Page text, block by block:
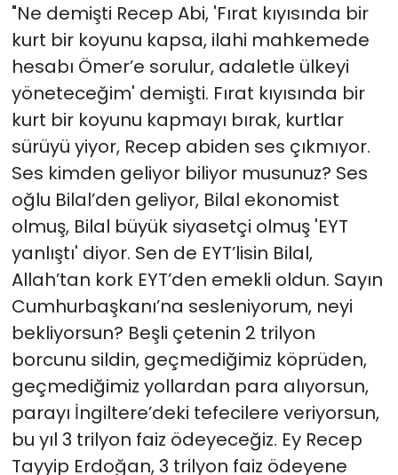
"Ne demişti Recep Abi, 'Fırat kıyısında bir
kurt bir koyunu kapsa, ilahi mahkemede
hesabı Ömer’e sorulur, adaletle ülkeyi
yöneteceğim' demişti. Fırat kıyısında bir
kurt bir koyunu kapmayı bırak, kurtlar
sürüyü yiyor, Recep abiden ses çıkmıyor.
Ses kimden geliyor biliyor musunuz? Ses
oğlu Bilal’den geliyor, Bilal ekonomist
olmuş, Bilal büyük siyasetçi olmuş 'EYT
yanlıştı' diyor. Sen de EYT’lisin Bilal,
Allah’tan kork EYT’den emekli oldun. Sayın
Cumhurbaşkanı’na sesleniyorum, neyi
bekliyorsun? Beşli çetenin 2 trilyon
borcunu sildin, geçmediğimiz köprüden,
geçmediğimiz yollardan para alıyorsun,
parayı İngiltere’deki tefecilere veriyorsun,
bu yıl 3 trilyon faiz ödeyeceğiz. Ey Recep
Tayyip Erdoğan, 3 trilyon faiz ödeyene